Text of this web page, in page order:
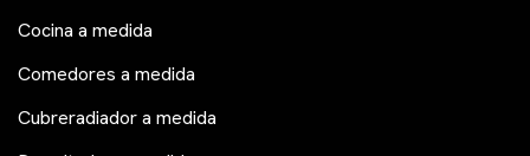
Cocina a medida
Comedores a medida
Cubreradiador a medida